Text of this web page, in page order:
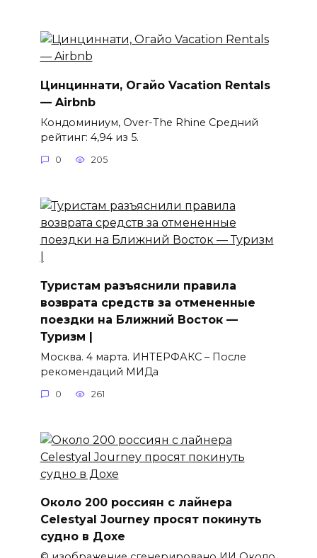
Цинциннати, Огайо Vacation Rentals
— Airbnb
Кондоминиум, Over-The Rhine Средний
рейтинг: 4,94 из 5.
0 205
Туристам разъяснили правила
возврата средств за отмененные
поездки на Ближний Восток —
Туризм |
Москва. 4 марта. ИНТЕРФАКС – После
рекомендаций МИДа
0 261
Около 200 россиян с лайнера
Celestyal Journey просят покинуть
судно в Дохе